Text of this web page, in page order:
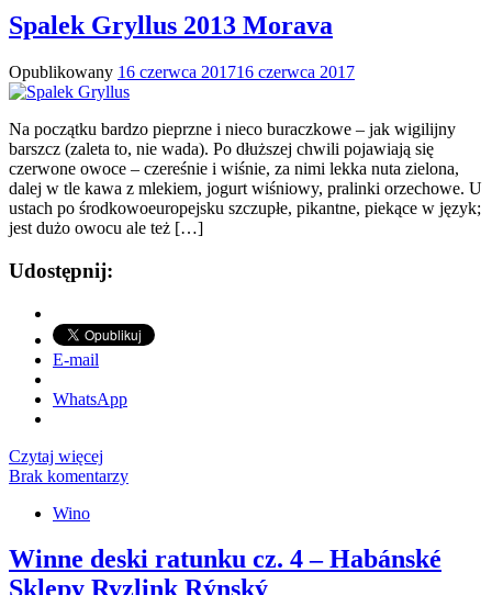
Spalek Gryllus 2013 Morava
Opublikowany 16 czerwca 201716 czerwca 2017
Na początku bardzo pieprzne i nieco buraczkowe – jak wigilijny
barszcz (zaleta to, nie wada). Po dłuższej chwili pojawiają się
czerwone owoce – czereśnie i wiśnie, za nimi lekka nuta zielona,
dalej w tle kawa z mlekiem, jogurt wiśniowy, pralinki orzechowe. U
ustach po środkowoeuropejsku szczupłe, pikantne, piekące w język;
jest dużo owocu ale też […]
Udostępnij:
E-mail
WhatsApp
Czytaj więcej
Brak komentarzy
Wino
Winne deski ratunku cz. 4 – Habánské
Sklepy Ryzlink Rýnský